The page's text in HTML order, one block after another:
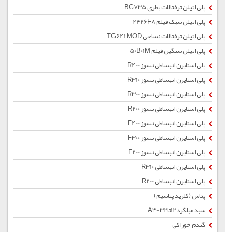
پلی اتیلن ترفتالات بطری BG735
پلی اتیلن سبک فیلم 2426F8
پلی اتیلن ترفتالات نساجی TG641 MOD
پلی اتیلن سنگین فیلم 50B01M
پلی استایرن انبساطی نسوز R400
پلی استایرن انبساطی نسوز R310
پلی استایرن انبساطی نسوز R300
پلی استایرن انبساطی نسوز R200
پلی استایرن انبساطی نسوز F400
پلی استایرن انبساطی نسوز F300
پلی استایرن انبساطی نسوز F200
پلی استایرن انبساطی R310
پلی استایرن انبساطی R200
پتاس (کلرید پتاسیم)
سبد میلگرد12تا32-A3
گندم خوراکی